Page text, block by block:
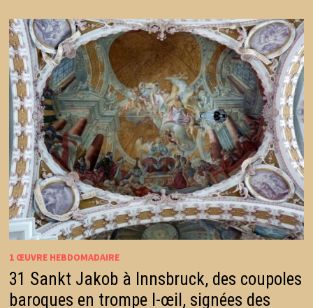
1 ŒUVRE HEBDOMADAIRE
31 Sankt Jakob à Innsbruck, des coupoles
baroques en trompe l-œil, signées des